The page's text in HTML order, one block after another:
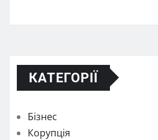
КАТЕГОРІЇ
Бізнес
Корупція